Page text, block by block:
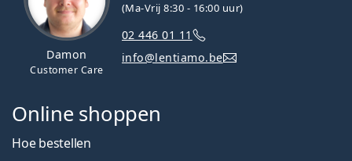
Damon
Customer Care
(Ma-Vrij 8:30 - 16:00 uur)
02 446 01 11
info@lentiamo.be
Online shoppen
Hoe bestellen